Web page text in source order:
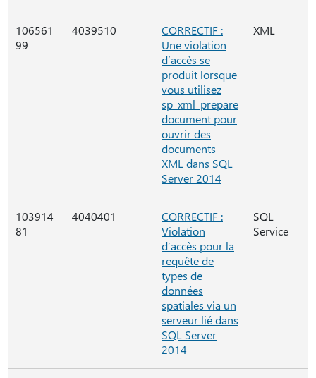
106561
99
4039510
CORRECTIF :
Une violation
d’accès se
produit lorsque
vous utilisez
sp_xml_prepare
document pour
ouvrir des
documents
XML dans SQL
Server 2014
XML
103914
81
4040401
CORRECTIF :
Violation
d’accès pour la
requête de
types de
données
spatiales via un
serveur lié dans
SQL Server
2014
SQL
Service